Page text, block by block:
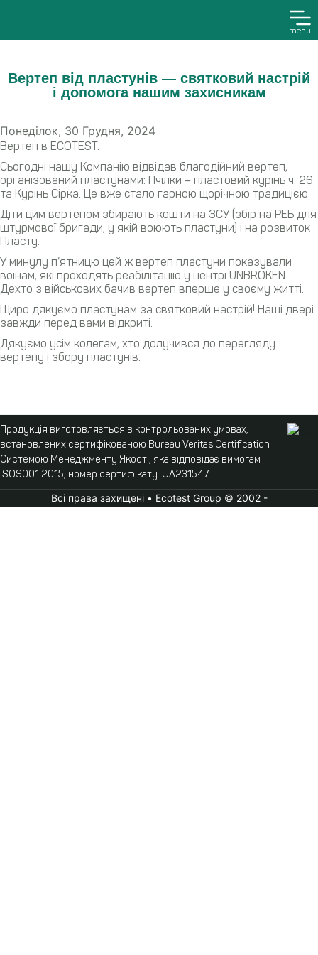
menu
Вертеп від пластунів — святковий настрій
і допомога нашим захисникам
Понеділок, 30 Грудня, 2024
Вертеп в ECOTEST.
Сьогодні нашу Компанію відвідав благодійний вертеп,
організований пластунами: Пчілки – пластовий курінь ч. 26
та Курінь Сірка. Це вже стало гарною щорічною традицією.
Діти цим вертепом збирають кошти на ЗСУ (збір на РЕБ для
штурмової бригади, у якій воюють пластуни) і на розвиток
Пласту.
У минулу п’ятницю цей ж вертеп пластуни показували
воїнам, які проходять реабілітацію у центрі UNBROKEN.
Дехто з військових бачив вертеп вперше у своєму житті.
Щиро дякуємо пластунам за святковий настрій! Наші двері
завжди перед вами відкриті.
Дякуємо усім колегам, хто долучився до перегляду
вертепу і збору пластунів.
Продукція виготовляється в контрольованих умовах,
встановлених сертифікованою Bureau Veritas Certification
Системою Менеджменту Якості, яка відповідає вимогам
ISO9001:2015, номер сертифікату: UA231547.
Всі права захищені • Ecotest Group © 2002 -